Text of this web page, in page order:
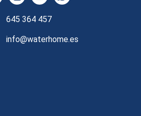
645 364 457
info@waterhome.es